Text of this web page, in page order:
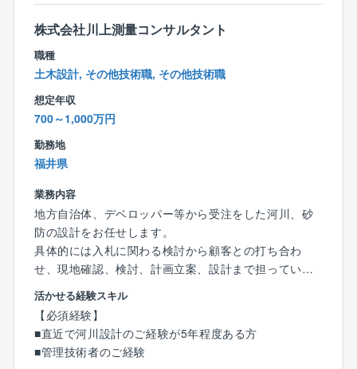
■資格取得に前向きな方
■技術士をお持ちの方
株式会社川上測量コンサルタント
職種
土木設計, その他技術職, その他技術職
想定年収
700～1,000万円
勤務地
福井県
業務内容
地方自治体、デベロッパー等から受注をした河川、砂
防の設計をお任せします。
具体的には入札に関わる検討から顧客との打ち合わ
せ、現地確認、検討、計画立案、設計まで担っていた
だきます。
地域住民とのワークショップや、地域の特性・生活環
境などを考慮したゾーニングなど、調査の段階から設
計まで一貫して担っていただけます。
言うまでもなく自らが設計したものが形として残り、
活かせる経験スキル
【必須経験】
■直近で河川設計のご経験が5年程度ある方
■管理技術者のご経験